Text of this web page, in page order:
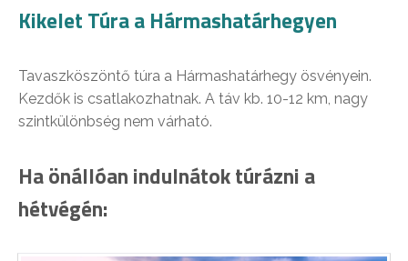
Kikelet Túra a Hármashatárhegyen
Tavaszköszöntő túra a Hármashatárhegy ösvényein.
Kezdők is csatlakozhatnak. A táv kb. 10-12 km, nagy
szintkülönbség nem várható.
Ha önállóan indulnátok túrázni a
hétvégén: